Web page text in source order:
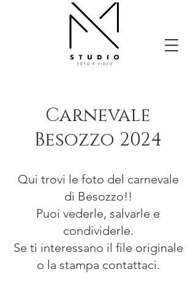
Carnevale
Besozzo 2024
Qui trovi le foto del carnevale
di Besozzo!!
Puoi vederle, salvarle e
condividerle.
Se ti interessano il file originale
o la stampa contattaci.